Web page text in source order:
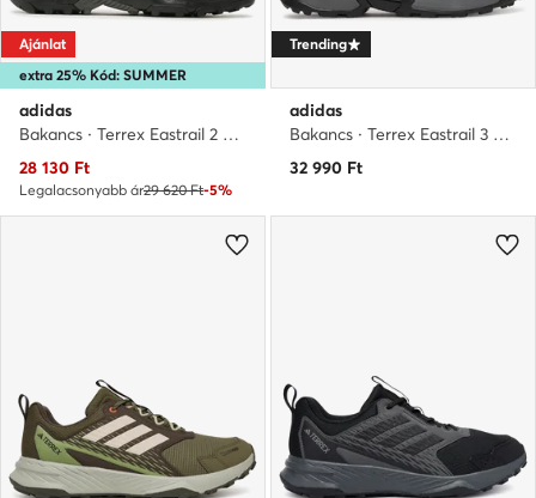
extra 25% Kód: SUMMER
Ajánlat
adidas
Bakancs · Terrex Eastrail 2 HP8606 · Fekete
Aktuális ár
28 130 Ft
Legalacsonyabb ár29 620 Ft-5%
Trending
adidas
Bakancs · Terrex Eastrail 3 JR4003 · Szürke
32 990 Ft